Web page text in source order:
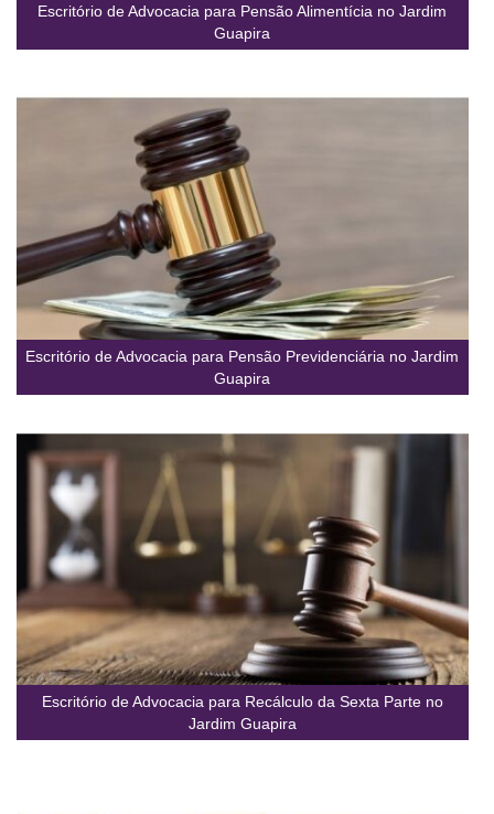
Escritório de Advocacia para Pensão Alimentícia no Jardim
Guapira
Escritório de Advocacia para Pensão Previdenciária no Jardim
Guapira
Escritório de Advocacia para Recálculo da Sexta Parte no
Jardim Guapira